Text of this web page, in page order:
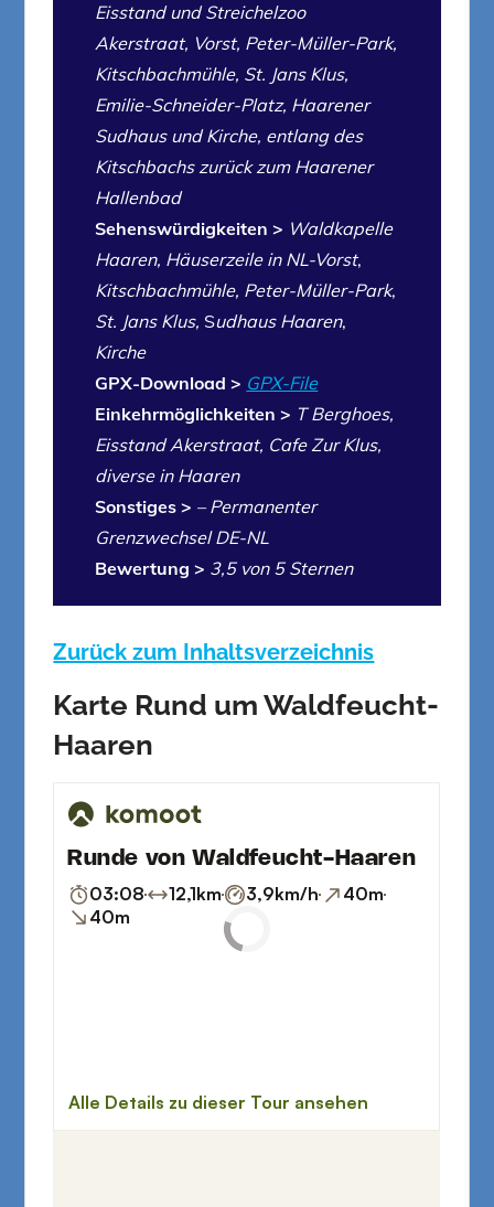
Eisstand und Streichelzoo
Akerstraat, Vorst, Peter-Müller-Park,
Kitschbachmühle, St. Jans Klus,
Emilie-Schneider-Platz, Haarener
Sudhaus und Kirche, entlang des
Kitschbachs zurück zum Haarener
Hallenbad
Sehenswürdigkeiten > Waldkapelle
Haaren, Häuserzeile in NL-Vorst,
Kitschbachmühle, Peter-Müller-Park,
St. Jans Klus, Sudhaus Haaren,
Kirche
GPX-Download > GPX-File
Einkehrmöglichkeiten > T Berghoes,
Eisstand Akerstraat, Cafe Zur Klus,
diverse in Haaren
Sonstiges > – Permanenter
Grenzwechsel DE-NL
Bewertung > 3,5 von 5 Sternen
Zurück zum Inhaltsverzeichnis
Karte Rund um Waldfeucht-
Haaren